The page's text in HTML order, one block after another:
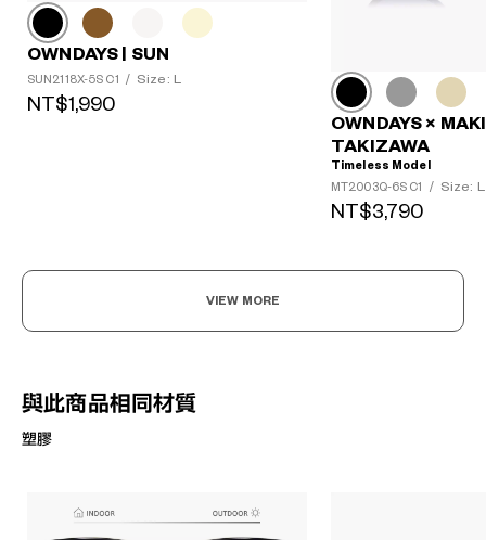
OWNDAYS | SUN
SUN2118X-5S C1 / Size: L
NT$1,990
OWNDAYS ×
TAKIZAWA
Timeless Model
MT2003Q-6S C1
/ Size: L
NT$3,790
VIEW MORE
與此商品相同材質
塑膠